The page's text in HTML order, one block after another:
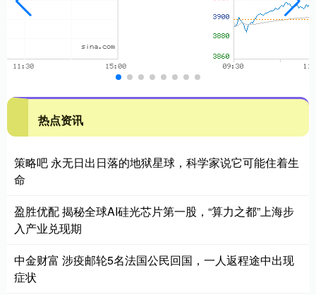
热点资讯
策略吧 永无日出日落的地狱星球，科学家说它可能住着生
命
盈胜优配 揭秘全球AI硅光芯片第一股，“算力之都”上海步
入产业兑现期
中金财富 涉疫邮轮5名法国公民回国，一人返程途中出现
症状